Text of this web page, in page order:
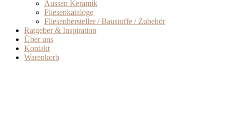
Aussen Keramik
Fliesenkataloge
Fliesenhersteller / Baustoffe / Zubehör
Ratgeber & Inspiration
Über uns
Kontakt
Warenkorb